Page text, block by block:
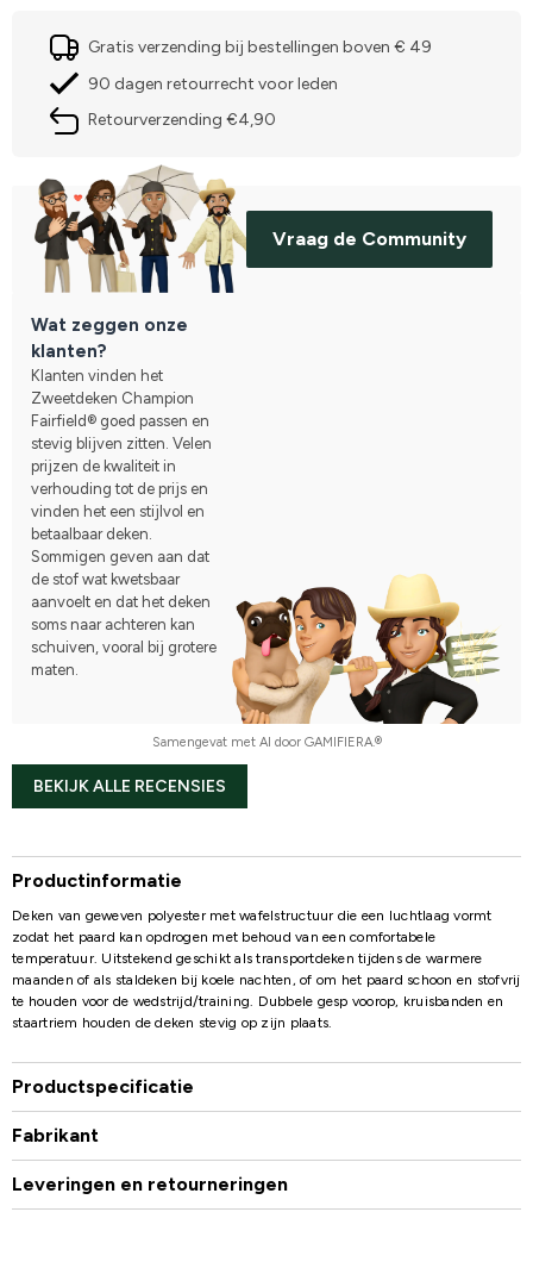
Gratis verzending bij bestellingen boven € 49
90 dagen retourrecht voor leden
Retourverzending €4,90
Vraag de Community
Wat zeggen onze
klanten?
Klanten vinden het
Zweetdeken Champion
Fairfield® goed passen en
stevig blijven zitten. Velen
prijzen de kwaliteit in
verhouding tot de prijs en
vinden het een stijlvol en
betaalbaar deken.
Sommigen geven aan dat
de stof wat kwetsbaar
aanvoelt en dat het deken
soms naar achteren kan
schuiven, vooral bij grotere
maten.
Samengevat met AI door GAMIFIERA.®
BEKIJK ALLE RECENSIES
Productinformatie
Deken van geweven polyester met wafelstructuur die een luchtlaag vormt
zodat het paard kan opdrogen met behoud van een comfortabele
temperatuur. Uitstekend geschikt als transportdeken tijdens de warmere
maanden of als staldeken bij koele nachten, of om het paard schoon en stofvrij
te houden voor de wedstrijd/training. Dubbele gesp voorop, kruisbanden en
staartriem houden de deken stevig op zijn plaats.
Productspecificatie
Fabrikant
Leveringen en retourneringen